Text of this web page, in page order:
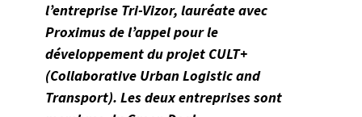
l’entreprise Tri-Vizor, lauréate avec
Proximus de l’appel pour le
développement du projet CULT+
(Collaborative Urban Logistic and
Transport). Les deux entreprises sont